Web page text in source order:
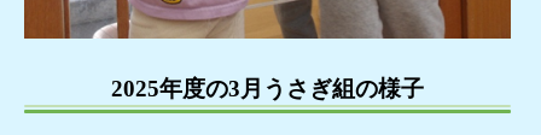
2025年度の3月うさぎ組の様子